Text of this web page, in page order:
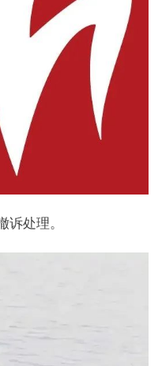
诉处理。